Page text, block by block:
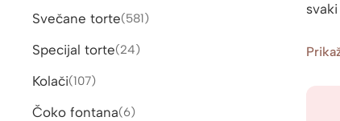
Svečane torte 581581
Specijal torte 2424
Kolači 107107
Čoko fontana 66